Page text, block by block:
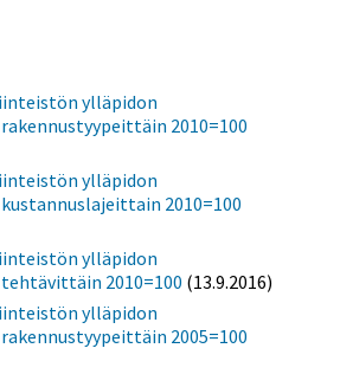
ylläpidon
2010=100
ylläpidon
2010=100
ylläpidon
2010=100 (13.9.2016)
ylläpidon
2005=100